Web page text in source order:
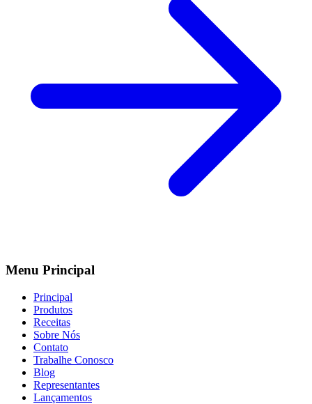
Menu Principal
Principal
Produtos
Receitas
Sobre Nós
Contato
Trabalhe Conosco
Blog
Representantes
Lançamentos